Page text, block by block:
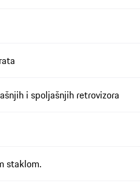
i spoljašnjih retrovizora
staklom.